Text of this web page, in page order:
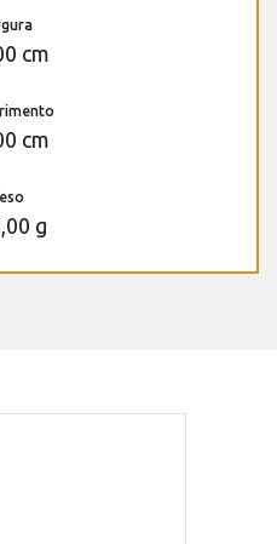
cm
cm
g